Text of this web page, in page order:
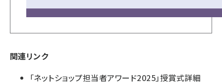
関連リンク
「ネットショップ担当者アワード2025」授賞式詳細